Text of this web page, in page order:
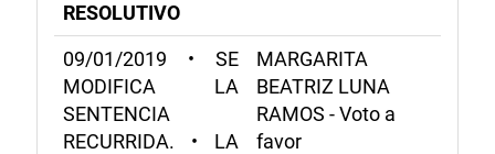
RESOLUTIVO
09/01/2019 • SE
MODIFICA LA
SENTENCIA
RECURRIDA. • LA
MARGARITA
BEATRIZ LUNA
RAMOS - Voto a
favor